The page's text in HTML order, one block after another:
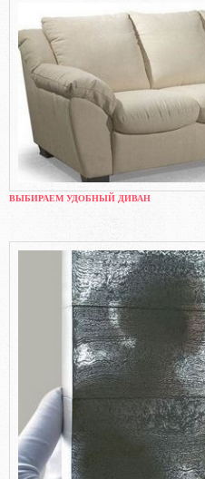
ВЫБИРАЕМ УДОБНЫЙ ДИВАН